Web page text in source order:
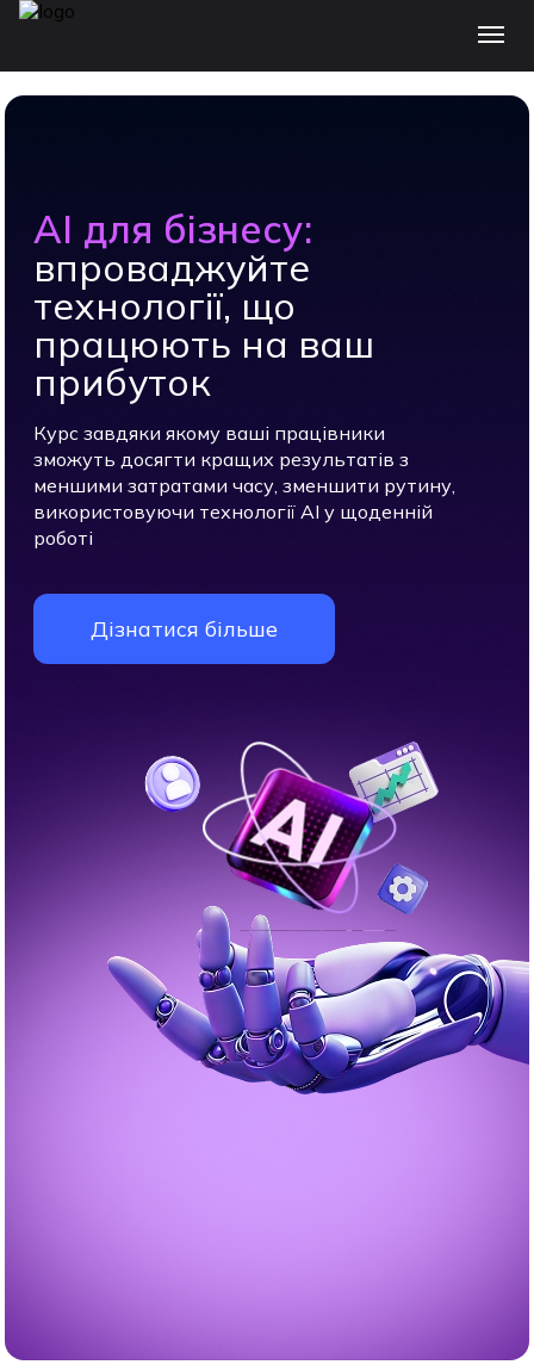
AI для бізнесу:
впроваджуйте
технології, що
працюють на ваш
прибуток
Курс завдяки якому ваші працівники
зможуть досягти кращих результатів з
меншими затратами часу, зменшити рутину,
використовуючи технології AI у щоденній
роботі
Дізнатися більше